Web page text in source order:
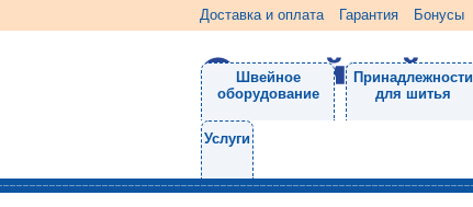
Доставка и оплата Гарантия Бонусы
Швейное
оборудование
Принадлежности
для шитья
Услуги